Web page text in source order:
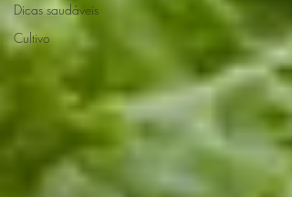
Dicas saudáveis
Cultivo